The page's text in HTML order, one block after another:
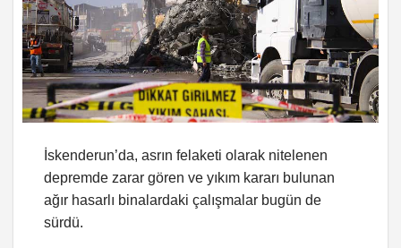
İskenderun’da, asrın felaketi olarak nitelenen
depremde zarar gören ve yıkım kararı bulunan
ağır hasarlı binalardaki çalışmalar bugün de
sürdü.